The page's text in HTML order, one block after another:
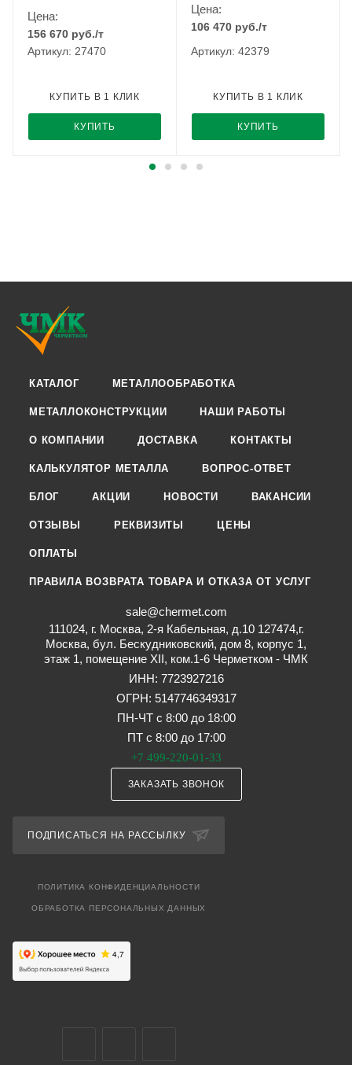
Цена:
156 670 руб./т
Артикул: 27470
КУПИТЬ
КУПИТЬ В 1 КЛИК
Цена:
106 470 руб./т
Артикул: 42379
КУПИТЬ
КУПИТЬ В 1 КЛИК
КАТАЛОГ МЕТАЛЛООБРАБОТКА
МЕТАЛЛОКОНСТРУКЦИИ НАШИ РАБОТЫ
О КОМПАНИИ ДОСТАВКА КОНТАКТЫ
КАЛЬКУЛЯТОР МЕТАЛЛА ВОПРОС-ОТВЕТ
БЛОГ АКЦИИ НОВОСТИ ВАКАНСИИ
ОТЗЫВЫ РЕКВИЗИТЫ ЦЕНЫ
ОПЛАТЫ
ПРАВИЛА ВОЗВРАТА ТОВАРА И ОТКАЗА ОТ УСЛУГ
sale@chermet.com
111024, г. Москва, 2-я Кабельная, д.10 127474,г.
Москва, бул. Бескудниковский, дом 8, корпус 1,
этаж 1, помещение XII, ком.1-6 Черметком - ЧМК
ИНН: 7723927216
ОГРН: 5147746349317
ПН-ЧТ с 8:00 до 18:00
ПТ с 8:00 до 17:00
+7 499-220-01-33
ЗАКАЗАТЬ ЗВОНОК
ПОДПИСАТЬСЯ НА РАССЫЛКУ
ПОЛИТИКА КОНФИДЕНЦИАЛЬНОСТИ
ОБРАБОТКА ПЕРСОНАЛЬНЫХ ДАННЫХ